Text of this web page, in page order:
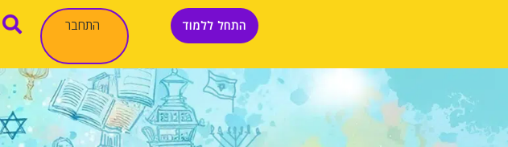
התחל ללמוד התחבר